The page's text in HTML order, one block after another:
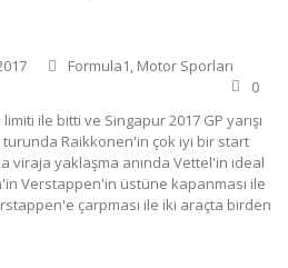
Formula1 Motor Sporları
0
ile bitti ve Singapur 2017 GP yarışı
turunda Raikkonen'in çok iyi bir start
viraja yaklaşma anında Vettel'in ideal
Verstappen'in üstüne kapanması ile
çarpması ile iki araçta birden